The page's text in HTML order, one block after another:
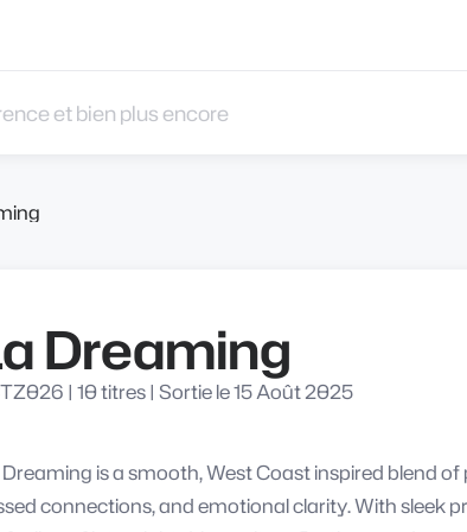
Dreaming
| 10 titres| Sortie le 15 Août 2025
is a smooth, West Coast inspired blend
connections, and emotional clarity. With